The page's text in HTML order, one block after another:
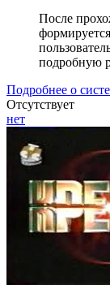
После
подробную
Подробнее о
Отсутствует
нет